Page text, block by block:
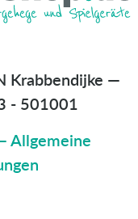
Krabbendijke —
- 501001
Allgemeine